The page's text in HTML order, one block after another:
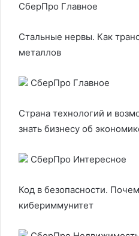
СберПро Главное
Стальные нервы. Как
металлов
СберПро Главное
Страна технологий и
знать бизнесу об
СберПро Интересное
Код в безопасности.
кибериммунитет